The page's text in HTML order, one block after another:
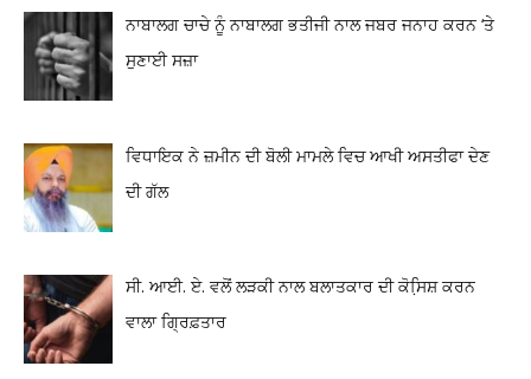
ਨਾਬਾਲਗ ਚਾਚੇ ਨੂੰ ਨਾਬਾਲਗ ਭਤੀਜੀ ਨਾਲ ਜਬਰ ਜਨਾਹ ਕਰਨ ‘ਤੇ
ਸੁਣਾਈ ਸਜ਼ਾ
ਵਿਧਾਇਕ ਨੇ ਜ਼ਮੀਨ ਦੀ ਬੋਲੀ ਮਾਮਲੇ ਵਿਚ ਆਖੀ ਅਸਤੀਫਾ ਦੇਣ
ਦੀ ਗੱਲ
ਸੀ. ਆਈ. ਏ. ਵਲੋਂ ਲੜਕੀ ਨਾਲ ਬਲਾਤਕਾਰ ਦੀ ਕੋਸਿ਼ਸ਼ ਕਰਨ
ਵਾਲਾ ਗ੍ਰਿਫ਼ਤਾਰ